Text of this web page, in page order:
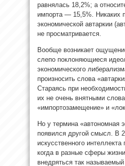
равнялась 18,2%; а
импорта — 15,5%. Никаких
экономической автаркии
не просматривается.
Вообще возникает
слепо поклоняющиеся
экономического
произносить слова
Стараясь при
их не очень внятными
«импортозамещение» и
Но у термина «автономная
появился другой смысл. В
искусственного
когда в разные сферы
внедряться так